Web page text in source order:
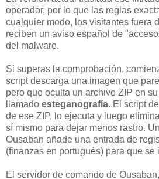
operador, por lo que las reglas
cualquier modo, los visitantes fuera
reciben un aviso español de
del malware.
Si superas la comprobación,
script descarga una imagen que
pero que oculta un archivo ZIP en
llamado esteganografía. El script
de ese ZIP, lo ejecuta y luego
sí mismo para dejar menos rastro.
Ousaban añade una entrada de
(finanzas en portugués) para que
El servidor de comando de